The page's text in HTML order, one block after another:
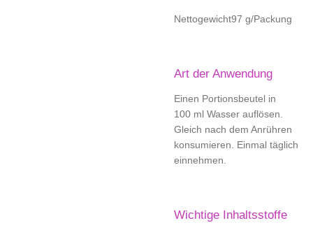
Nettogewicht97 g/Packung
Art der Anwendung
Einen Portionsbeutel in
100 ml Wasser auflösen.
Gleich nach dem Anrühren
konsumieren. Einmal täglich
einnehmen.
Wichtige Inhaltsstoffe